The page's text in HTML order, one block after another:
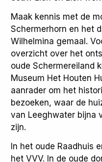
Maak kennis met de
Schermerhorn en het
Wilhelmina gemaal.
overzicht over het
oude Schermereiland
Museum Het Houten
aanrader om het
bezoeken, waar de
van Leeghwater bijna
zijn.
In het oude Raadhuis
het VVV. In de oude